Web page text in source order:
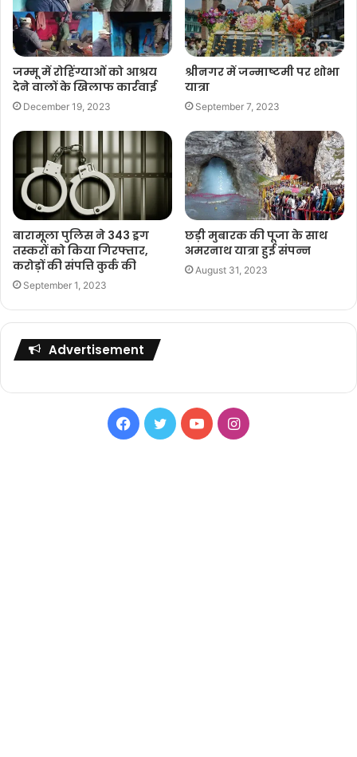
जम्मू में रोहिंग्याओं को आश्रय
देने वालों के खिलाफ कार्रवाई
December 19, 2023
श्रीनगर में जन्माष्टमी पर शोभा
यात्रा
September 7, 2023
बारामूला पुलिस ने 343 ड्रग
तस्करों को किया गिरफ्तार,
करोड़ों की संपत्ति कुर्क की
September 1, 2023
छड़ी मुबारक की पूजा के साथ
अमरनाथ यात्रा हुई संपन्न
August 31, 2023
Advertisement
Facebook
TwitterYouTubeInstagram